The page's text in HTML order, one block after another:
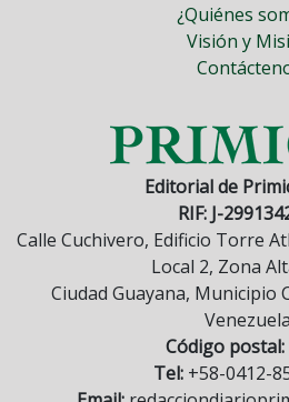
¿Quiénes
Visión y
Editorial de
RIF: J-
Calle Cuchivero, Edificio Torre
Local 2, Zona
Ciudad Guayana, Municipio
Código postal:
Tel:+58-0412-